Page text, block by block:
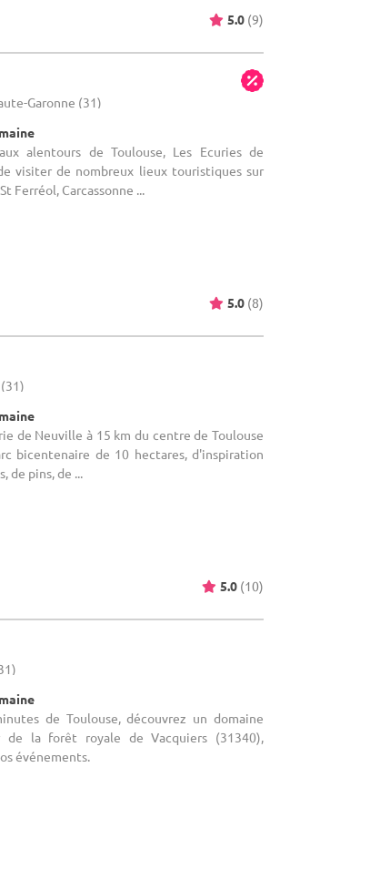
5.0 (9)
Garonne (31)
alentours de Toulouse, Les Ecuries de
visiter de nombreux lieux touristiques sur
Ferréol, Carcassonne ...
5.0 (8)
de Neuville à 15 km du centre de Toulouse
bicentenaire de 10 hectares, d'inspiration
de pins, de ...
5.0 (10)
de Toulouse, découvrez un domaine
la forêt royale de Vacquiers (31340),
événements.